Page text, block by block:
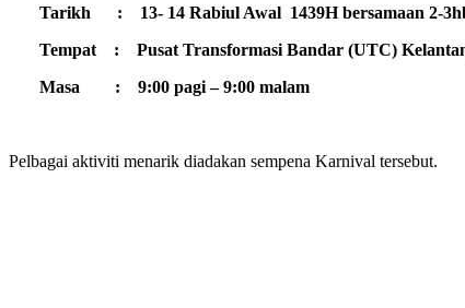
Tarikh : 13- 14 Rabiul Awal 1439H bersamaan 2-3hb.
Tempat : Pusat Transformasi Bandar (UTC)
Masa : 9:00 pagi – 9:00 malam
Pelbagai aktiviti menarik diadakan sempena Karnival tersebut.